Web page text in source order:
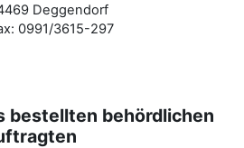
Deggendorf
0991/3615-297
bestellten behördlichen